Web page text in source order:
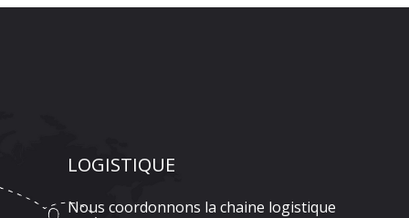
LOGISTIQUE
Nous coordonnons la chaine logistique